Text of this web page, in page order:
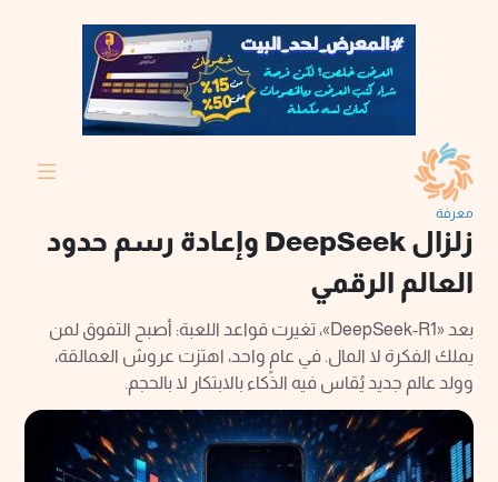
معرفة
زلزال DeepSeek وإعادة رسم حدود
العالم الرقمي
بعد «DeepSeek-R1»، تغيرت قواعد اللعبة: أصبح التفوق لمن
يملك الفكرة لا المال. في عامٍ واحد، اهتزت عروش العمالقة،
وولد عالم جديد يُقاس فيه الذكاء بالابتكار لا بالحجم.